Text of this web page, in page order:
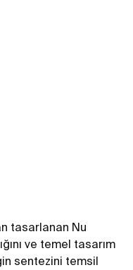
tasarlanan Nu
ve temel tasarım
sentezini temsil